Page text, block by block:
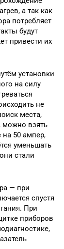
а так как
потребляет
будут
привести их
установки
на силу
не
места,
можно взять
на 50 ампер,
уменьшать
стали
— при
спустя
При
приборов